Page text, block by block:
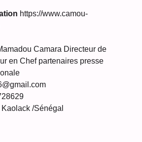
https://www.camou-
Camara Directeur de
en Chef partenaires presse
/Sénégal